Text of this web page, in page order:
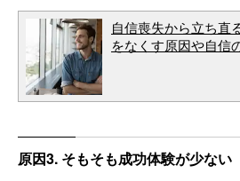
自信喪失から立ち直
をなくす原因や自信
原因3. そもそも成功体験が少ない